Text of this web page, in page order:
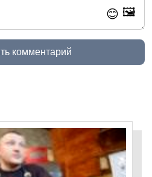
😊 🖼️
комментарий